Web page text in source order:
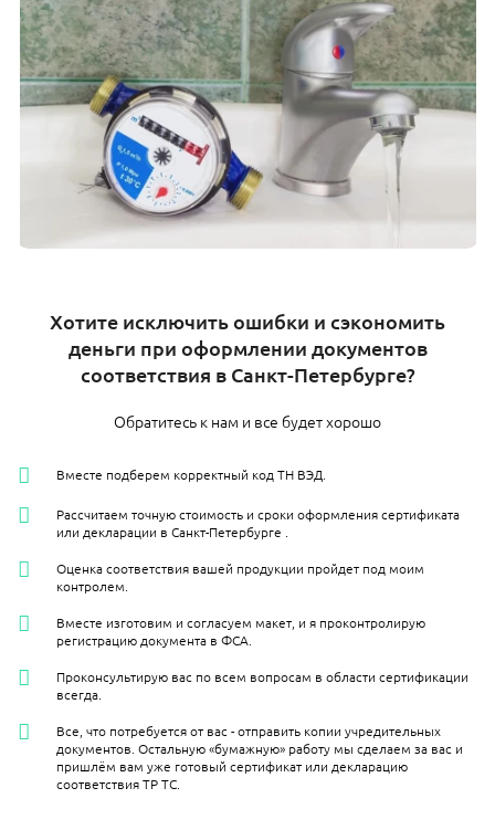
Хотите исключить ошибки и сэкономить
деньги при оформлении документов
соответствия в Санкт-Петербурге?
Обратитесь к нам и все будет хорошо
Вместе подберем корректный код ТН ВЭД.
Рассчитаем точную стоимость и сроки оформления сертификата
или декларации в Санкт-Петербурге​ .
Оценка соответствия вашей продукции пройдет под моим
контролем.
Вместе изготовим и согласуем макет, и я проконтролирую
регистрацию документа в ФСА.
Проконсультирую вас по всем вопросам в области сертификации
всегда.
Все, что потребуется от вас - отправить копии учредительных
документов. Остальную «бумажную» работу мы сделаем за вас и
пришлём вам уже готовый сертификат или декларацию
соответствия ТР ТС.